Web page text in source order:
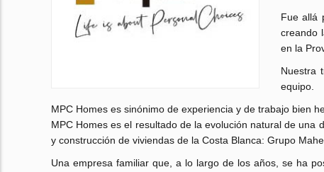
Fue allá
creando
en la
Nuestra
equipo.
MPC Homes es sinónimo de experiencia y de trabajo bien
MPC Homes es el resultado de la evolución natural de
y construcción de viviendas de la Costa Blanca: Grupo
Una empresa familiar que, a lo largo de los años, se ha